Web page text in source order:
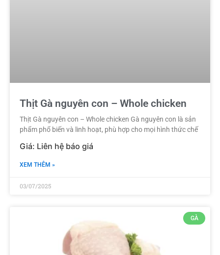
Thịt Gà nguyên con – Whole chicken
Thịt Gà nguyên con – Whole chicken Gà nguyên con là sản
phẩm phổ biến và linh hoạt, phù hợp cho mọi hình thức chế
XEM THÊM »
03/07/2025
GÀ